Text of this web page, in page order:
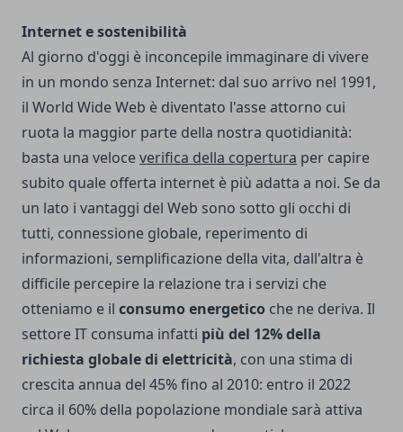
Internet e sostenibilità
Al giorno d'oggi è inconcepile immaginare di vivere
in un mondo senza Internet: dal suo arrivo nel 1991,
il World Wide Web è diventato l'asse attorno cui
ruota la maggior parte della nostra quotidianità:
basta una veloceverifica della copertura per capire
subito quale offerta internet è più adatta a noi. Se da
un lato i vantaggi del Web sono sotto gli occhi di
tutti, connessione globale, reperimento di
informazioni, semplificazione della vita, dall'altra è
difficile percepire la relazione tra i servizi che
otteniamo e il consumo energetico che ne deriva. Il
settore IT consuma infatti più del 12% della
richiesta globale di elettricità, con una stima di
crescita annua del 45% fino al 2010: entro il 2022
circa il 60% della popolazione mondiale sarà attiva